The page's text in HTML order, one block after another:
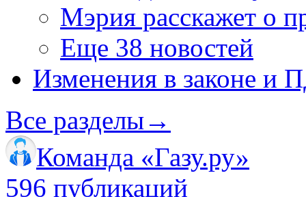
Мэрия расскажет о
Еще 38 новостей
Изменения в законе и
Все разделы→
Команда «Газу.ру»
596 публикаций